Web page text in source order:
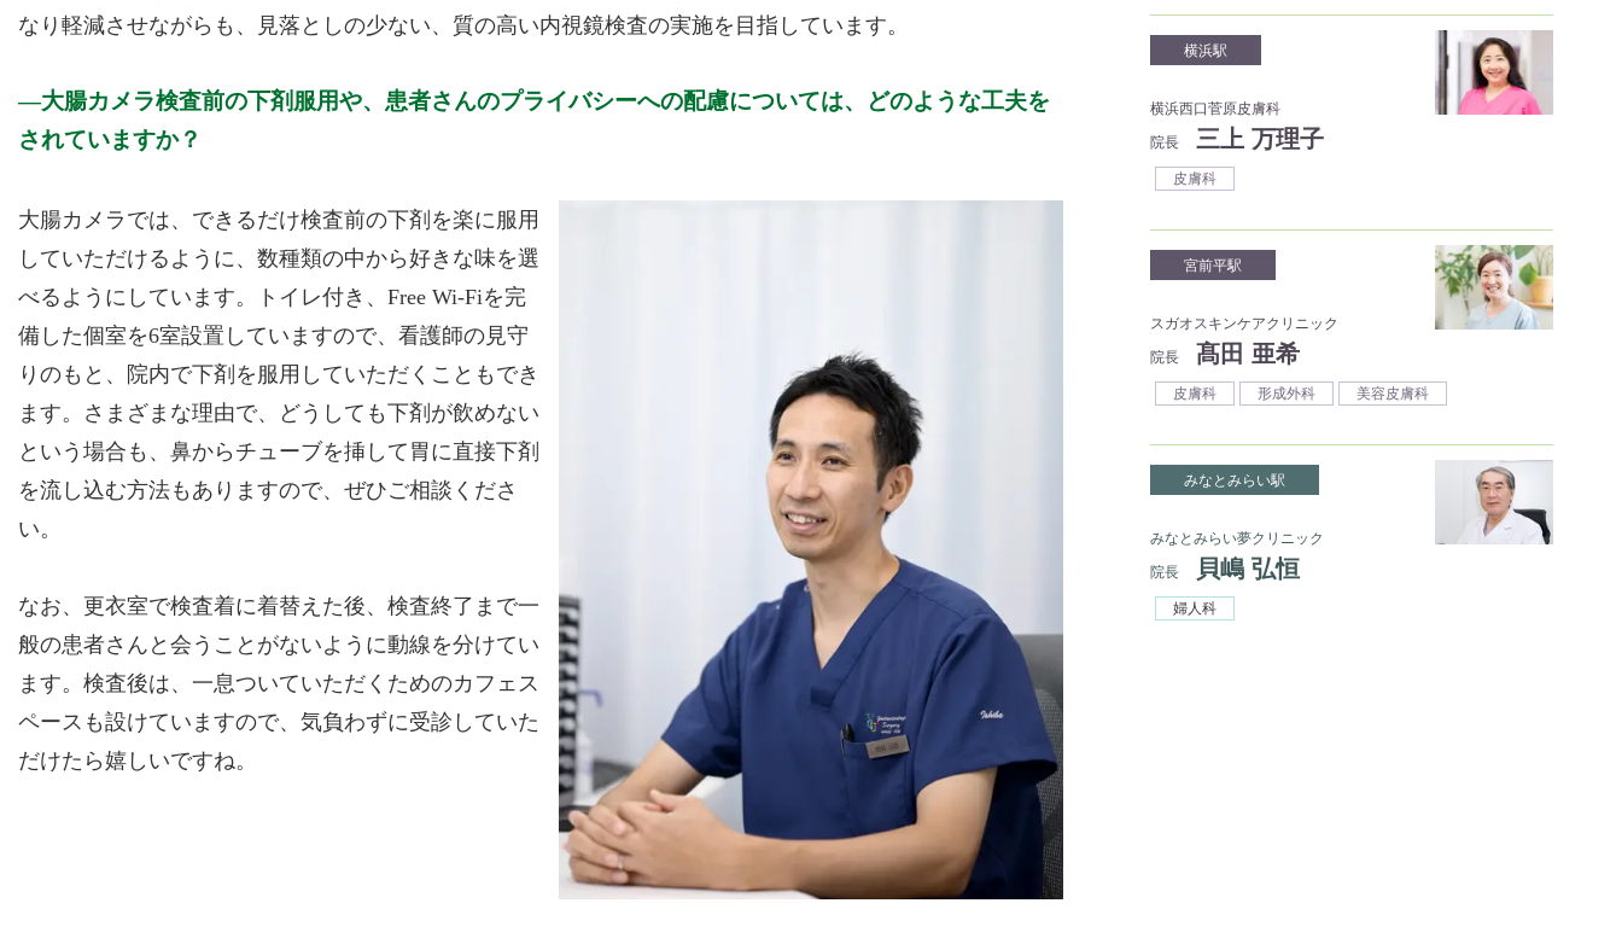
なり軽減させながらも、見落としの少ない、質の高い内視鏡検査の実施を目指しています。
大腸カメラ検査前の下剤服用や、患者さんのプライバシーへの配慮については、どのような工夫を
されていますか？
大腸カメラでは、できるだけ検査前の下剤を楽に服用
していただけるように、数種類の中から好きな味を選
べるようにしています。トイレ付き、Free Wi-Fiを完
備した個室を6室設置していますので、看護師の見守
りのもと、院内で下剤を服用していただくこともでき
ます。さまざまな理由で、どうしても下剤が飲めない
という場合も、鼻からチューブを挿して胃に直接下剤
を流し込む方法もありますので、ぜひご相談くださ
い。
なお、更衣室で検査着に着替えた後、検査終了まで一
般の患者さんと会うことがないように動線を分けてい
ます。検査後は、一息ついていただくためのカフェス
ペースも設けていますので、気負わずに受診していた
だけたら嬉しいですね。
横浜駅
横浜西口菅原皮膚科
院長
三上 万理子
皮膚科
宮前平駅
スガオスキンケアクリニック
院長
髙田 亜希
皮膚科 形成外科 美容皮膚科
みなとみらい駅
みなとみらい夢クリニック
院長
貝嶋 弘恒
婦人科